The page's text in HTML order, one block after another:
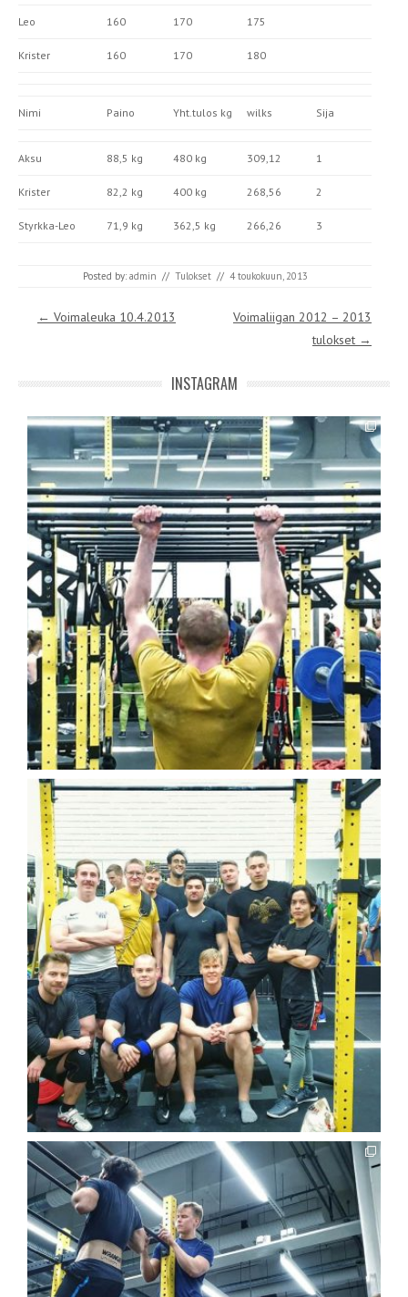
Leo 160 170 175
Krister 160 170 180
Nimi Paino Yht.tulos kg wilks Sija
Aksu 88,5 kg 480 kg 309,12 1
Krister 82,2 kg 400 kg 268,56 2
Styrkka-Leo 71,9 kg 362,5 kg 266,26 3
Posted by: admin // Tulokset // 4 toukokuun, 2013
Post navigation
← Voimaleuka 10.4.2013
Voimaliigan 2012 – 2013
tulokset →
INSTAGRAM